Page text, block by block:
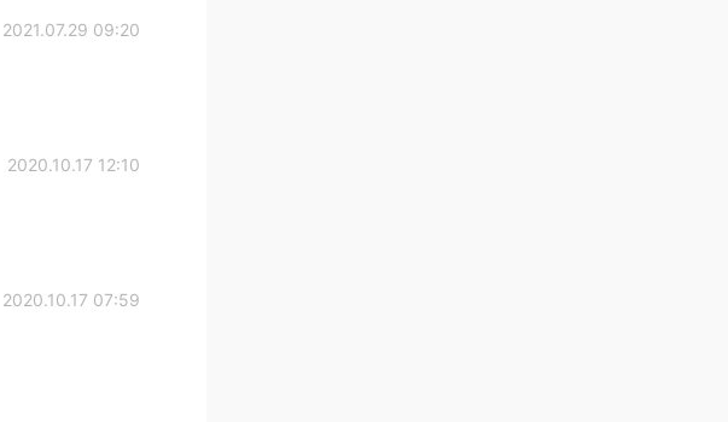
2021.07.29 09:20
2020.10.17 12:10
2020.10.17 07:59